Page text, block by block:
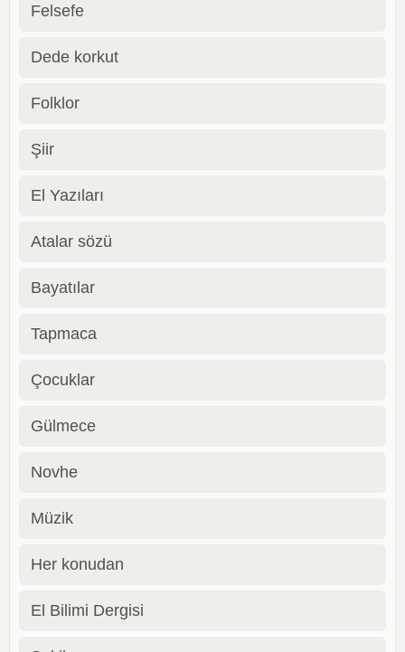
Felsefe
Dede korkut
Folklor
Şiir
El Yazıları
Atalar sözü
Bayatılar
Tapmaca
Çocuklar
Gülmece
Novhe
Müzik
Her konudan
El Bilimi Dergisi